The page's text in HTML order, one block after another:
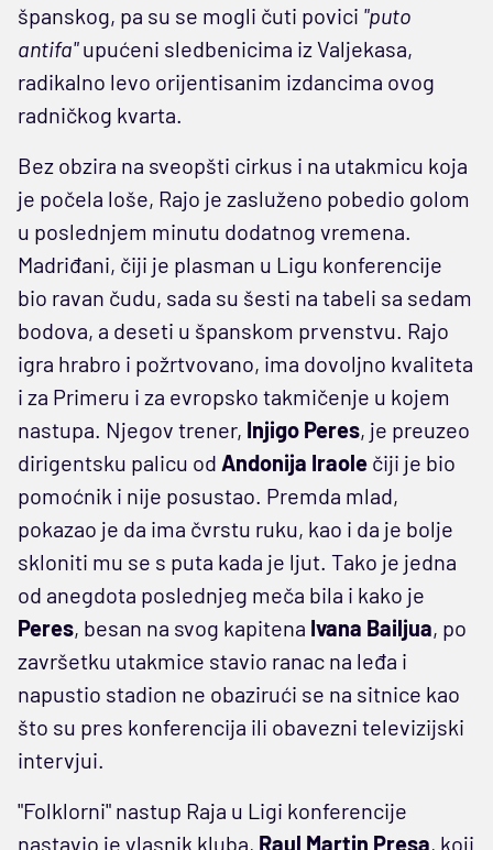
španskog, pa su se mogli čuti povici "puto
antifa"upućeni sledbenicima iz Valjekasa,
radikalno levo orijentisanim izdancima ovog
radničkog kvarta.
Bez obzira na sveopšti cirkus i na utakmicu koja
je počela loše, Rajo je zasluženo pobedio golom
u poslednjem minutu dodatnog vremena.
Madriđani, čiji je plasman u Ligu konferencije
bio ravan čudu, sada su šesti na tabeli sa sedam
bodova, a deseti u španskom prvenstvu. Rajo
igra hrabro i požrtvovano, ima dovoljno kvaliteta
i za Primeru i za evropsko takmičenje u kojem
nastupa. Njegov trener, Injigo Peres, je preuzeo
dirigentsku palicu od Andonija Iraole čiji je bio
pomoćnik i nije posustao. Premda mlad,
pokazao je da ima čvrstu ruku, kao i da je bolje
skloniti mu se s puta kada je ljut. Tako je jedna
od anegdota poslednjeg meča bila i kako je
Peres, besan na svog kapitena Ivana Bailjua, po
završetku utakmice stavio ranac na leđa i
napustio stadion ne obazirući se na sitnice kao
što su pres konferencija ili obavezni televizijski
intervjui.
"Folklorni" nastup Raja u Ligi konferencije
nastavio je vlasnik kluba, Raul Martin Presa, koji